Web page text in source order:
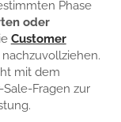
Phase
oder
Customer
mit dem
Fragen zur